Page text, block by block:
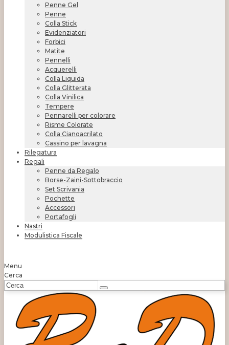
Penne Gel
Penne
Colla Stick
Evidenziatori
Forbici
Matite
Pennelli
Acquerelli
Colla Liquida
Colla Glitterata
Colla Vinilica
Tempere
Pennarelli per colorare
Risme Colorate
Colla Cianoacrilato
Cassino per lavagna
Rilegatura
Regali
Penne da Regalo
Borse-Zaini-Sottobraccio
Set Scrivania
Pochette
Accessori
Portafogli
Nastri
Modulistica Fiscale
Menu
Cerca